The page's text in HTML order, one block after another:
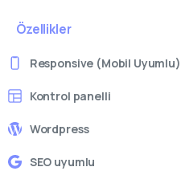
Özellikler
Responsive (Mobil Uyumlu)
Kontrol panelli
Wordpress
SEO uyumlu